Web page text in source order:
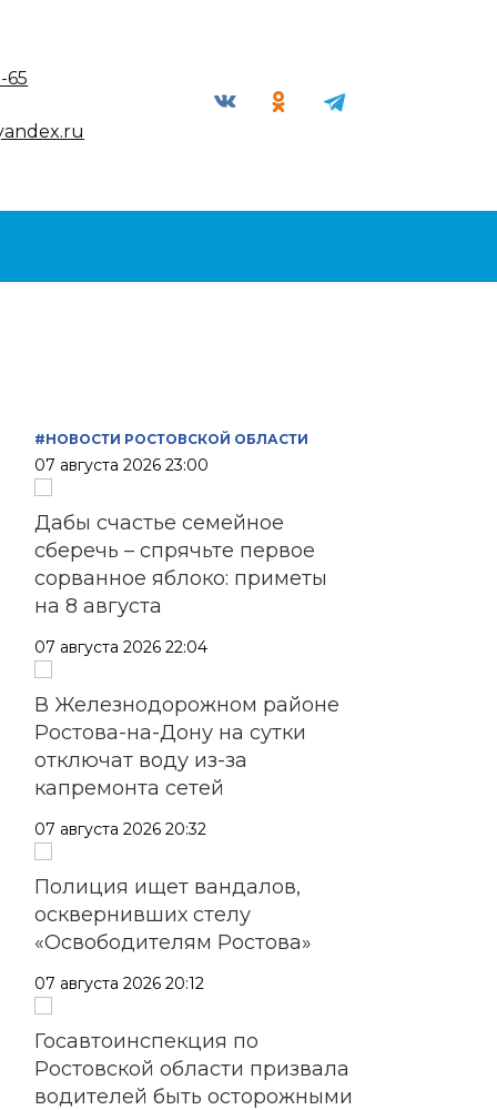
65
#НОВОСТИ РОСТОВСКОЙ ОБЛАСТИ
07 августа 2026 23:00
Дабы счастье семейное
сберечь – спрячьте первое
сорванное яблоко: приметы
на 8 августа
07 августа 2026 22:04
В Железнодорожном районе
Ростова-на-Дону на сутки
отключат воду из-за
капремонта сетей
07 августа 2026 20:32
Полиция ищет вандалов,
осквернивших стелу
«Освободителям Ростова»
07 августа 2026 20:12
Госавтоинспекция по
Ростовской области призвала
водителей быть осторожными